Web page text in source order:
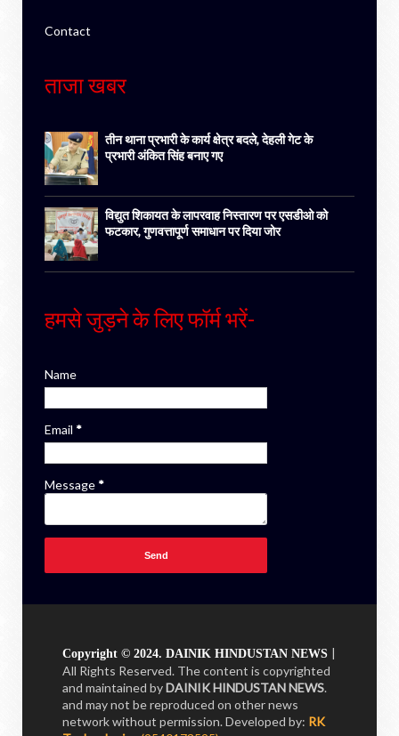
Contact
ताजा खबर
तीन थाना प्रभारी के कार्य क्षेत्र बदले, देहली गेट के
प्रभारी अंकित सिंह बनाए गए
विद्युत शिकायत के लापरवाह निस्तारण पर एसडीओ को
फटकार, गुणवत्तापूर्ण समाधान पर दिया जोर
हमसे जुड़ने के लिए फॉर्म भरें-
Name
Email *
Message *
Copyright © 2024. DAINIK HINDUSTAN NEWS |
All Rights Reserved. The content is copyrighted
and maintained byDAINIK HINDUSTAN NEWS.
and may not be reproduced on other news
network without permission.Developed by: RK